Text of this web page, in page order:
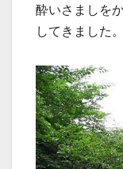
酔いさましを
してきました。